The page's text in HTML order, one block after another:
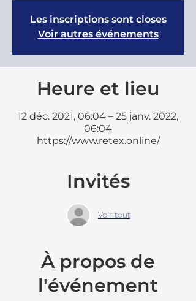
Les inscriptions sont closes
Voir autres événements
Heure et lieu
12 déc. 2021, 06:04 – 25 janv. 2022,
06:04
https://www.retex.online/
Invités
Voir tout
À propos de
l'événement